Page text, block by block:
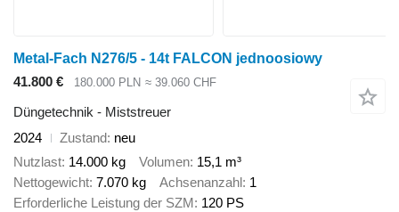
Metal-Fach N276/5 - 14t FALCON jednoosiowy
41.800 €
180.000 PLN ≈ 39.060 CHF
Düngetechnik - Miststreuer
2024
Zustand neu
Nutzlast 14.000 kg Volumen 15,1 m³
Nettogewicht 7.070 kg Achsenanzahl 1
Erforderliche Leistung der SZM 120 PS